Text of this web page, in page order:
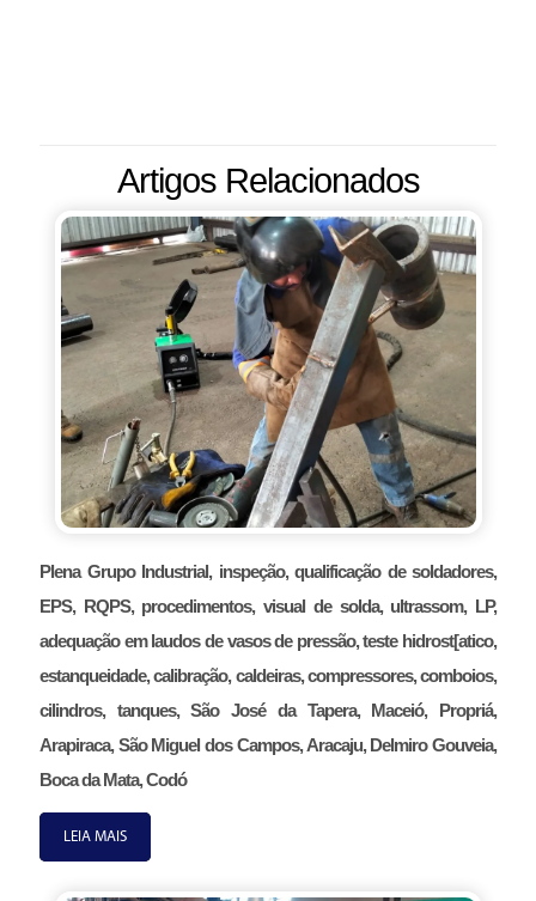
Artigos Relacionados
Plena Grupo Industrial, inspeção, qualificação de soldadores,
EPS, RQPS, procedimentos, visual de solda, ultrassom, LP,
adequação em laudos de vasos de pressão, teste hidrost[atico,
estanqueidade, calibração, caldeiras, compressores, comboios,
cilindros, tanques, São José da Tapera, Maceió, Propriá,
Arapiraca, São Miguel dos Campos, Aracaju, Delmiro Gouveia,
Boca da Mata, Codó
LEIA MAIS